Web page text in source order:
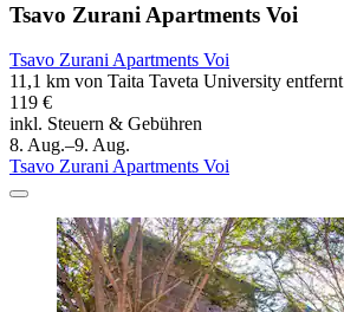
Tsavo Zurani Apartments Voi
Tsavo Zurani Apartments Voi
11,1 km von Taita Taveta University entfernt
119 €
inkl. Steuern & Gebühren
8. Aug.–9. Aug.
Tsavo Zurani Apartments Voi